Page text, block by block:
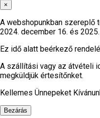
×
A webshopunkban
2024. december 16. és
Ez idő alatt beérkező
A szállítási vagy az átvételi
megküldjük értesítőnket.
Kellemes Ünnepeket
Bezárás